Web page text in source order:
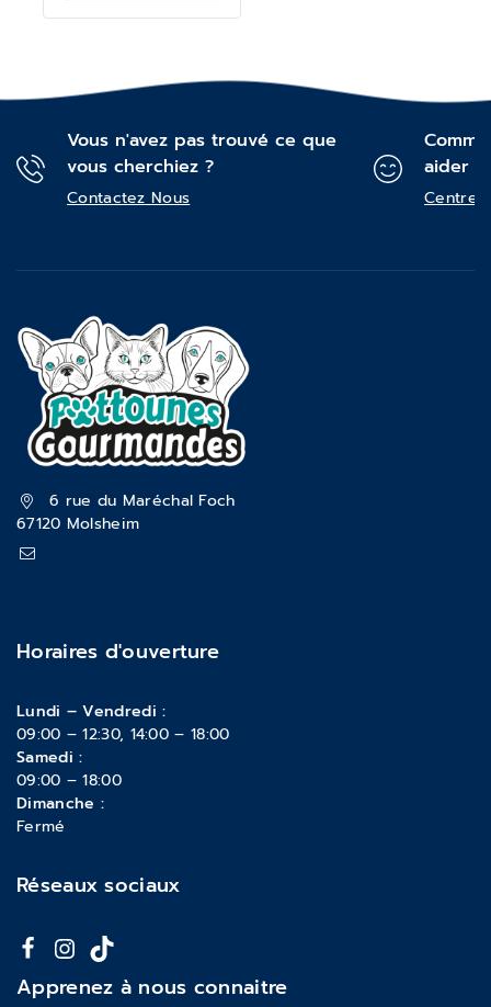
Vous n'avez pas trouvé ce que
vous cherchiez ?
Contactez Nous
aider ?
Centre
6 rue du Maréchal Foch
67120 Molsheim
Horaires d'ouverture
Lundi – Vendredi :
09:00 – 12:30, 14:00 – 18:00
Samedi :
09:00 – 18:00
Dimanche :
Fermé
Réseaux sociaux
Apprenez à nous connaitre